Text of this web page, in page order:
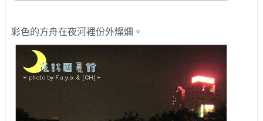
彩色的方舟在夜河裡份外燦爛。